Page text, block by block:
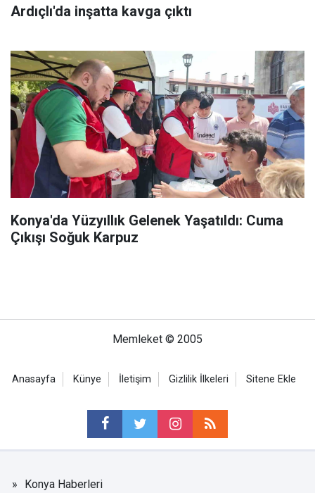
Ardıçlı'da inşatta kavga çıktı
Konya'da Yüzyıllık Gelenek Yaşatıldı: Cuma
Çıkışı Soğuk Karpuz
Memleket © 2005
Anasayfa Künye İletişim Gizlilik İlkeleri Sitene Ekle
Konya Haberleri